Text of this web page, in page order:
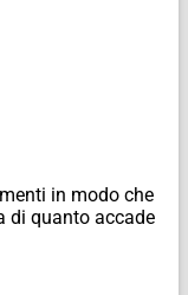
in modo che
di quanto accade